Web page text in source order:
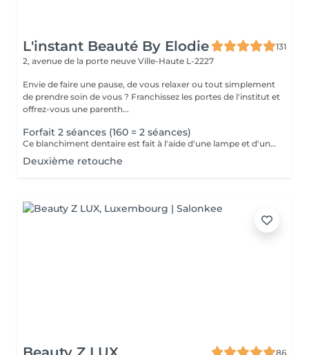
L'instant Beauté By Elodie
131
2, avenue de la porte neuve Ville-Haute L-2227
Envie de faire une pause, de vous relaxer ou tout simplement
de prendre soin de vous ? Franchissez les portes de l'institut et
offrez-vous une parenth...
Forfait 2 séances (160 = 2 séances)
Ce blanchiment dentaire est fait à l'aide d'une lampe et d'un gel blanchissant le résultat sont 100% garantis interdit aux femmes enceintes, allaitante, diabétiques
Deuxième retouche
86